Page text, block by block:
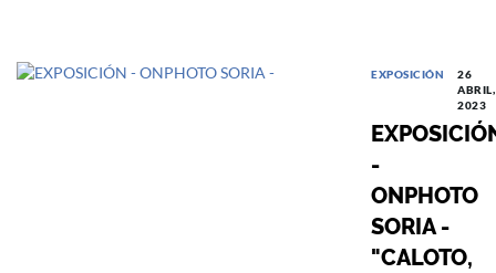
EXPOSICIÓN
26
ABRIL,
2023
-
ONPHOTO
SORIA -
"CALOTO,